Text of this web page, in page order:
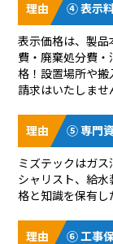
④ 表示
表示価格は、製
費・廃棄処分費
格！設置場所や搬
請求はいたしませ
⑤ 専門
ミズテックはガ
シャリスト、給
格と知識を保有し
⑥ 工事